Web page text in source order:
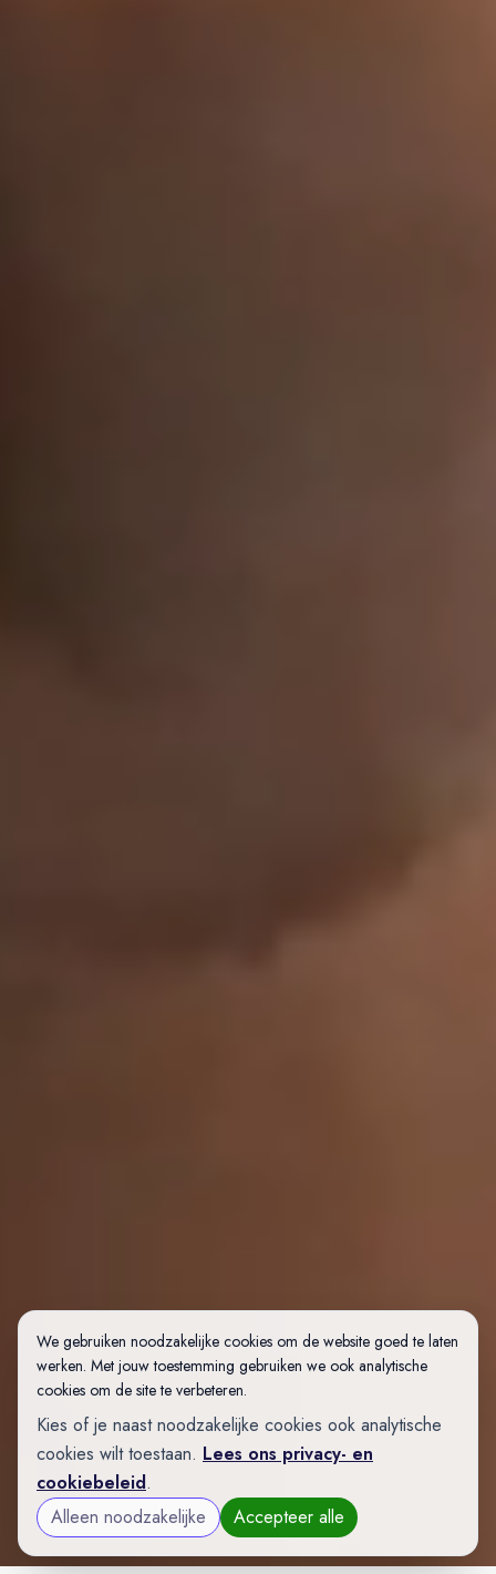
We gebruiken noodzakelijke cookies om de website goed te laten
werken. Met jouw toestemming gebruiken we ook analytische
cookies om de site te verbeteren.
Kies of je naast noodzakelijke cookies ook analytische
cookies wilt toestaan. Lees ons privacy- en
cookiebeleid.
Alleen noodzakelijke
Accepteer alle